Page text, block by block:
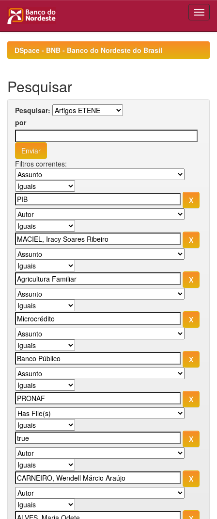
navigationDSpace - BNB - Banco do Nordeste do Brasil
Pesquisar
Pesquisar:
por
Filtros correntes: